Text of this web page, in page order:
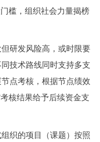
槛，组织社会力量揭榜
研发风险高，或时限要
技术路线同时支持多支
点考核，根据节点绩效
核结果给予后续资金支
织的项目（课题）按照